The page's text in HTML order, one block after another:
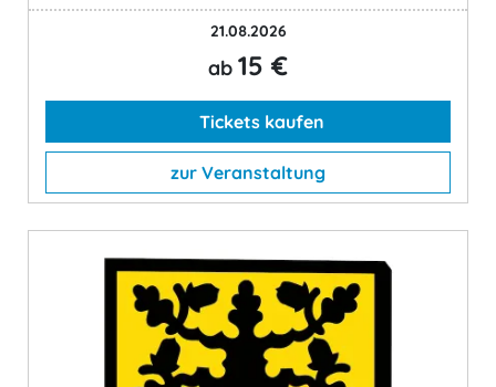
21.08.2026
ab 15 €
Tickets kaufen
zur Veranstaltung